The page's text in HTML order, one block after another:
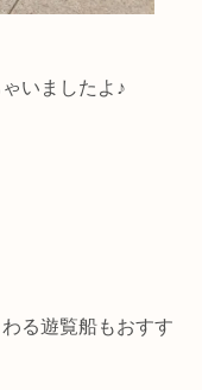
いましたよ♪
わる遊覧船もおすす